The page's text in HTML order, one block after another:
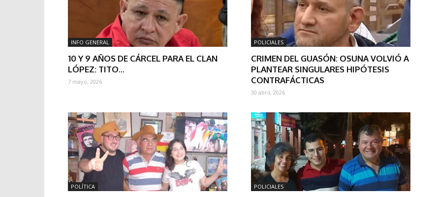
INFO GENERAL
10 Y 9 AÑOS DE CÁRCEL PARA EL CLAN
LÓPEZ: TITO...
7 mayo, 2026
POLICIALES
CRIMEN DEL GUASÓN: OSUNA VOLVIÓ A
PLANTEAR SINGULARES HIPÓTESIS
CONTRAFÁCTICAS
30 abril, 2026
POLÍTICA POLICIALES